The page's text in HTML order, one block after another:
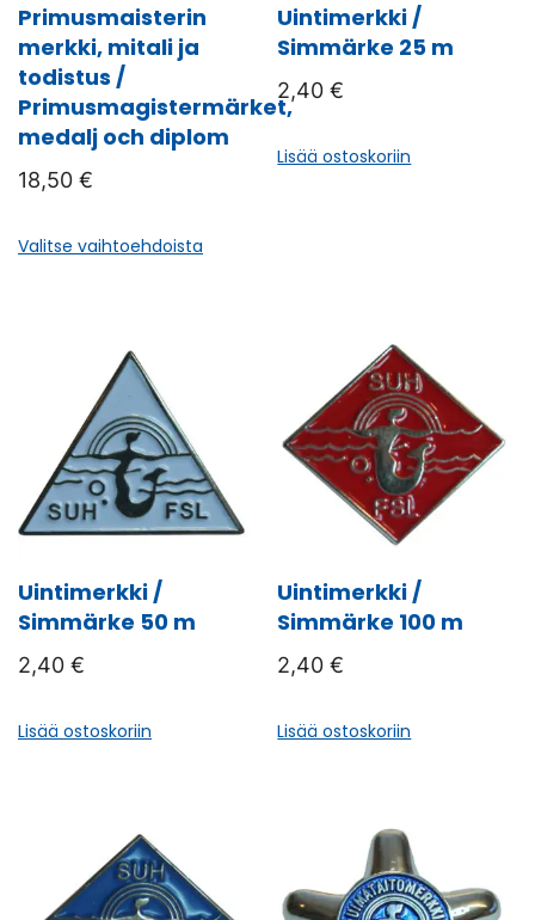
Primusmaisterin
merkki, mitali ja
todistus /
Primusmagistermärket,
medalj och diplom
18,50 €
Valitse vaihtoehdoista
tehdä
valinnat
tuotteen
Uintimerkki /
Simmärke 25 m
2,40€
Lisää ostoskoriin
Uintimerkki /
Simmärke 50 m
2,40 €
Lisää ostoskoriin
Uintimerkki /
Simmärke 100 m
2,40€
Lisää ostoskoriin